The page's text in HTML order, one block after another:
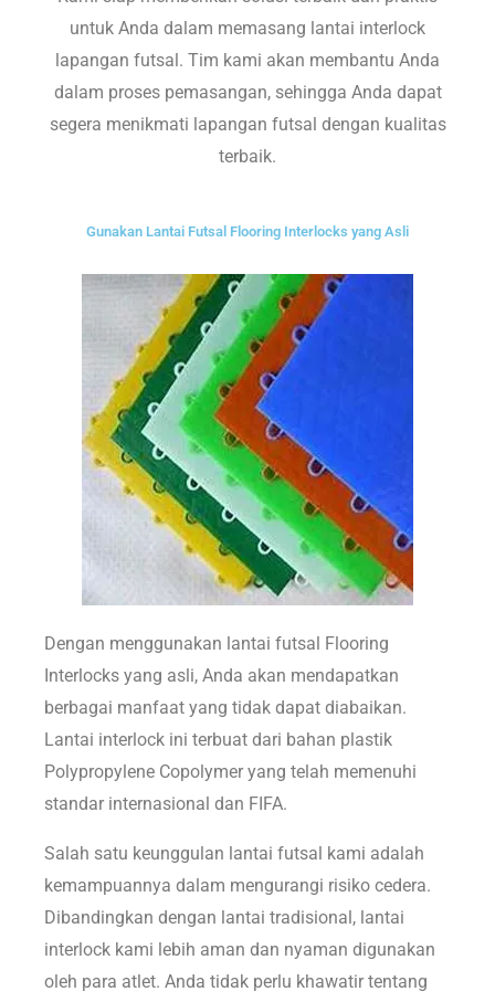
untuk Anda dalam memasang lantai interlock
lapangan futsal. Tim kami akan membantu Anda
dalam proses pemasangan, sehingga Anda dapat
segera menikmati lapangan futsal dengan kualitas
terbaik.
Gunakan Lantai Futsal Flooring Interlocks yang Asli
Dengan menggunakan lantai futsal Flooring
Interlocks yang asli, Anda akan mendapatkan
berbagai manfaat yang tidak dapat diabaikan.
Lantai interlock ini terbuat dari bahan plastik
Polypropylene Copolymer yang telah memenuhi
standar internasional dan FIFA.
Salah satu keunggulan lantai futsal kami adalah
kemampuannya dalam mengurangi risiko cedera.
Dibandingkan dengan lantai tradisional, lantai
interlock kami lebih aman dan nyaman digunakan
oleh para atlet. Anda tidak perlu khawatir tentang